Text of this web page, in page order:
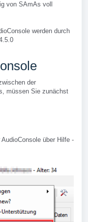
von SAmAs voll
werden durch
der
müssen Sie zunächst
über Hilfe -